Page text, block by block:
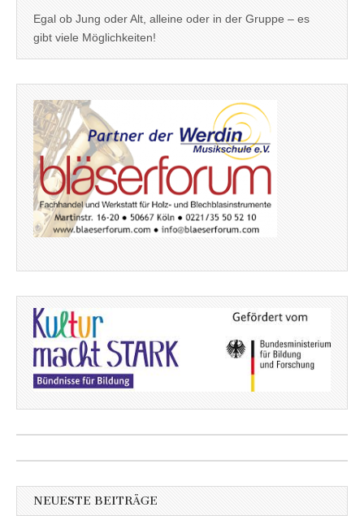
Egal ob Jung oder Alt, alleine oder in der Gruppe – es
gibt viele Möglichkeiten!
NEUESTE BEITRÄGE